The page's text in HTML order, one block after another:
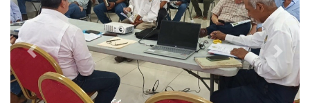
Previous Next